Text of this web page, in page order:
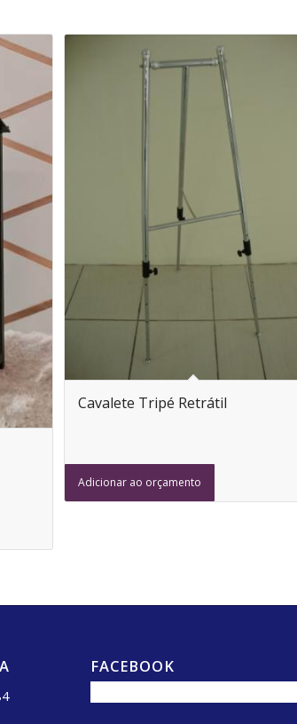
Cavalete Tripé Retrátil
Adicionar ao orçamento
FACEBOOK